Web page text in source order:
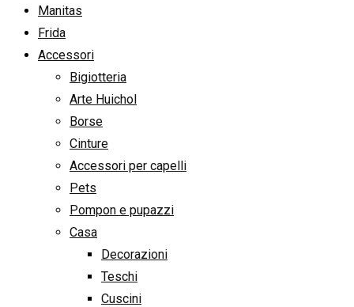
Manitas
Frida
Accessori
Bigiotteria
Arte Huichol
Borse
Cinture
Accessori per capelli
Pets
Pompon e pupazzi
Casa
Decorazioni
Teschi
Cuscini